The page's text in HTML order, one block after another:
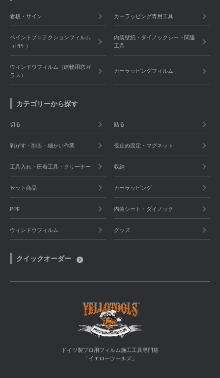
看板・サイン カーラッピング専用工具
ペイントプロテクションフィルム
（PPF）
内装壁紙・ダイノックシート関連
工具
ウィンドウフィルム（建物用窓ガ
ラス）
カーラッピングフィルム
カテゴリーから探す
切る 貼る
剥がす・削る・細かい作業 仮止め固定・マグネット
工具入れ・圧着工具・クリーナー 収納
セット商品 カーラッピング
PPF 内装シート・ダイノック
ウィンドウフィルム グッズ
クイックオーダー
ドイツ製プロ用フィルム施工工具専門店
「イエローツールズ」